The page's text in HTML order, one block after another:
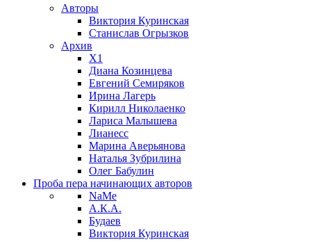
Авторы
Виктория Куринская
Станислав Огрызков
Архив
X1
Диана Козинцева
Евгений Семиряков
Ирина Лагерь
Кирилл Николаенко
Лариса Малышева
Лианесс
Марина Аверьянова
Наталья Зубрилина
Олег Бабулин
Проба пера начинающих авторов
NaMe
А.К.А.
Будаев
Виктория Куринская